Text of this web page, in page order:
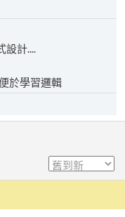
設計....
於學習邏輯